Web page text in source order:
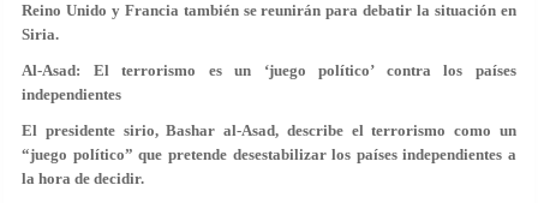
Reino Unido y Francia también se reunirán para debatir la situación en
Siria.
Al-Asad: El terrorismo es un ‘juego político’ contra los países
independientes
El presidente sirio, Bashar al-Asad, describe el terrorismo como un
“juego político” que pretende desestabilizar los países independientes a
la hora de decidir.